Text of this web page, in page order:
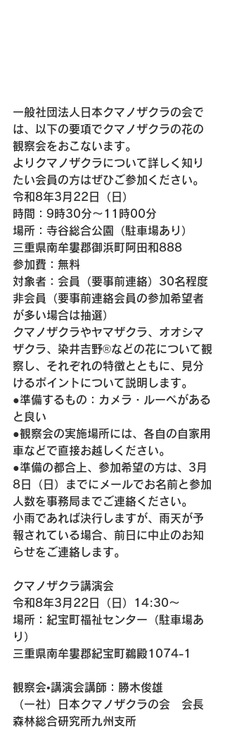
一般社団法人日本クマノザクラの会で
は、以下の要項でクマノザクラの花の
観察会をおこないます。
よりクマノザクラについて詳しく知り
たい会員の方はぜひご参加ください。
令和8年3月22日（日）
時間：9時30分～11時00分
場所：寺谷総合公園（駐車場あり）
三重県南牟婁郡御浜町阿田和888
参加費：無料
対象者：会員（要事前連絡）30名程度
非会員（要事前連絡会員の参加希望者
が多い場合は抽選）
クマノザクラやヤマザクラ、オオシマ
ザクラ、染井吉野®などの花について観
察し、それぞれの特徴とともに、見分
けるポイントについて説明します。
●準備するもの：カメラ・ルーペがある
と良い
●観察会の実施場所には、各自の自家用
車などで直接お越しください。
●準備の都合上、参加希望の方は、3月
8日（日）までにメールでお名前と参加
人数を事務局までご連絡ください。
小雨であれば決行しますが、雨天が予
報されている場合、前日に中止のお知
らせをご連絡します。
クマノザクラ講演会
令和8年3月22日（日）14:30～
場所：紀宝町福祉センター（駐車場あ
り）
三重県南牟婁郡紀宝町鵜殿1074-1
観察会•講演会講師：勝木俊雄
（一社）日本クマノザクラの会　会長
森林総合研究所九州支所